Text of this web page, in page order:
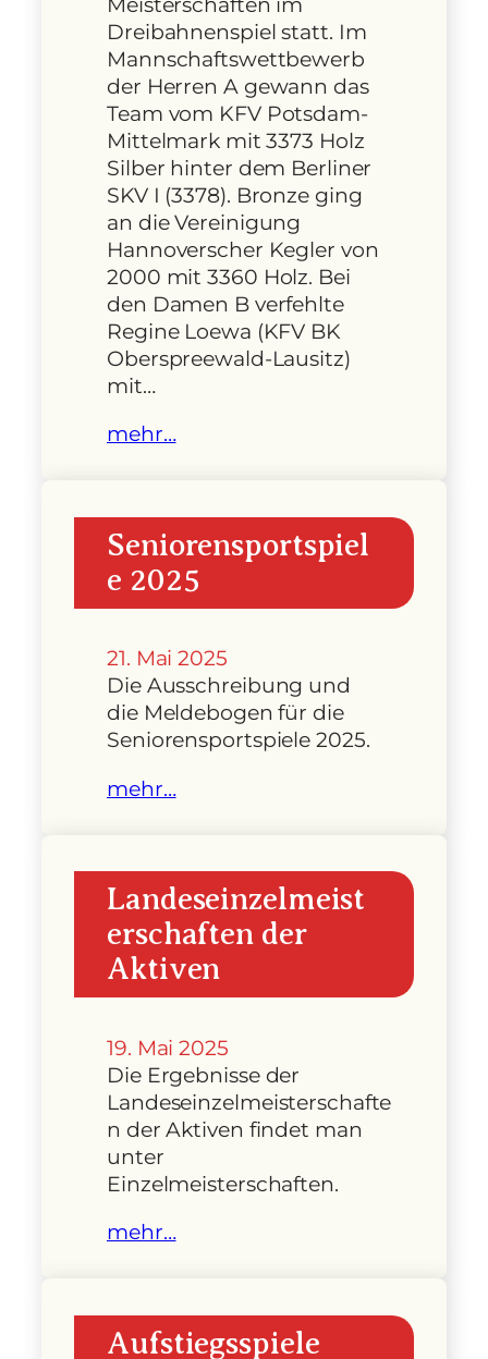
Dreibahnenspiel statt. Im
Mannschaftswettbewerb
der Herren A gewann das
Team vom KFV Potsdam-
Mittelmark mit 3373 Holz
Silber hinter dem Berliner
SKV I (3378). Bronze ging
an die Vereinigung
Hannoverscher Kegler von
2000 mit 3360 Holz. Bei
den Damen B verfehlte
Regine Loewa (KFV BK
Oberspreewald-Lausitz)
mit…
mehr…
Seniorensportspiel
e 2025
21. Mai 2025
Die Ausschreibung und
die Meldebogen für die
Seniorensportspiele 2025.
mehr…
Landeseinzelmeist
erschaften der
Aktiven
19. Mai 2025
Die Ergebnisse der
Landeseinzelmeisterschafte
n der Aktiven findet man
unter
Einzelmeisterschaften.
mehr…
Aufstiegsspiele